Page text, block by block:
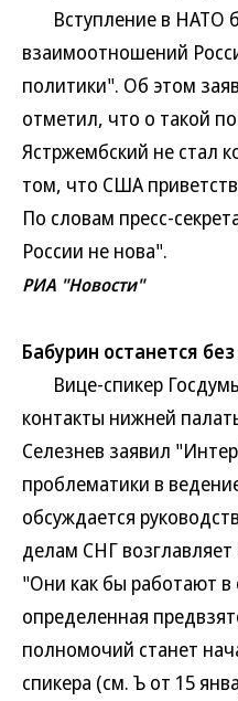
Вступление в НАТО
взаимоотношений
политики". Об этом
отметил, что о такой
Ястржембский не стал
том, что США
По словам пресс-
России не нова".
РИА "Новости"
Бабурин останется
Вице-спикер Госдумы
контакты нижней
Селезнев заявил
проблематики в
обсуждается
делам СНГ возглавляет
"Они как бы работают в
определенная
полномочий станет
спикера (см. Ъ от 15